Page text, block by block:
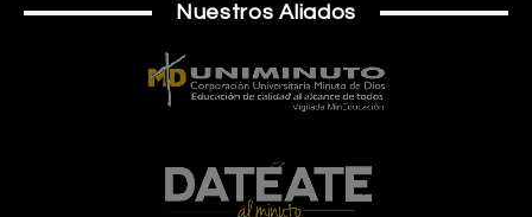
Nuestros Aliados